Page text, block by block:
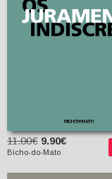
11.00€ 9.90€
Bicho-do-Mato